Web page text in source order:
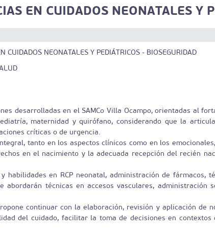
EN CUIDADOS NEONATALES Y
CUIDADOS NEONATALES Y PEDIÁTRICOS - BIOSEGURIDAD
desarrolladas en el SAMCo Villa Ocampo, orientadas al
maternidad y quirófano, considerando que la
críticas o de urgencia.
tanto en los aspectos clínicos como en los
en el nacimiento y la adecuada recepción del recién
en RCP neonatal, administración de fármacos,
técnicas en accesos vasculares, administración
continuar con la elaboración, revisión y aplicación de
del cuidado, facilitar la toma de decisiones en